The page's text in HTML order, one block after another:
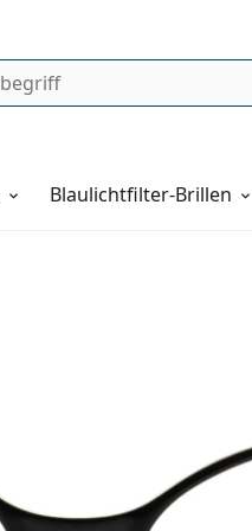
Blaulichtfilter-Brillen